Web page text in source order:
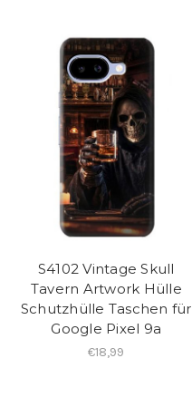
S4102 Vintage Skull
Tavern Artwork Hülle
Schutzhülle Taschen für
Google Pixel 9a
€18,99